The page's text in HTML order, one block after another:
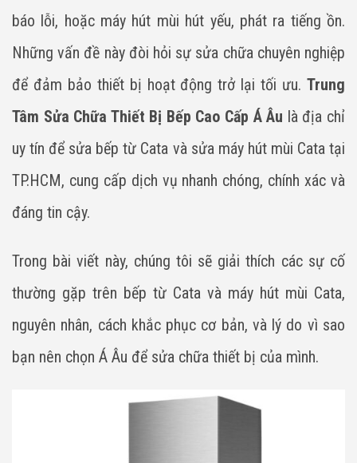
báo lỗi, hoặc máy hút mùi hút yếu, phát ra tiếng ồn.
Những vấn đề này đòi hỏi sự sửa chữa chuyên nghiệp
để đảm bảo thiết bị hoạt động trở lại tối ưu. Trung
Tâm Sửa Chữa Thiết Bị Bếp Cao Cấp Á Âu là địa chỉ
uy tín để sửa bếp từ Cata và sửa máy hút mùi Cata tại
TP.HCM, cung cấp dịch vụ nhanh chóng, chính xác và
đáng tin cậy.
Trong bài viết này, chúng tôi sẽ giải thích các sự cố
thường gặp trên bếp từ Cata và máy hút mùi Cata,
nguyên nhân, cách khắc phục cơ bản, và lý do vì sao
bạn nên chọn Á Âu để sửa chữa thiết bị của mình.